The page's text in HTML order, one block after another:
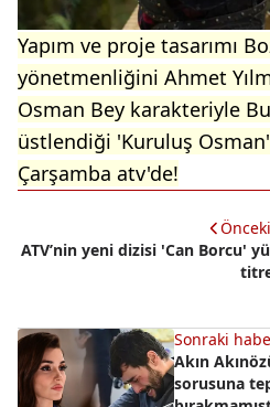
Yapım ve proje tasarımı
yönetmenliğini Ahmet
Osman Bey karakteriyle
üstlendiği 'Kuruluş
Çarşamba atv'de!
ATV’nin yeni dizisi 'Can Borcu'
Sonraki
Akın
sorusuna